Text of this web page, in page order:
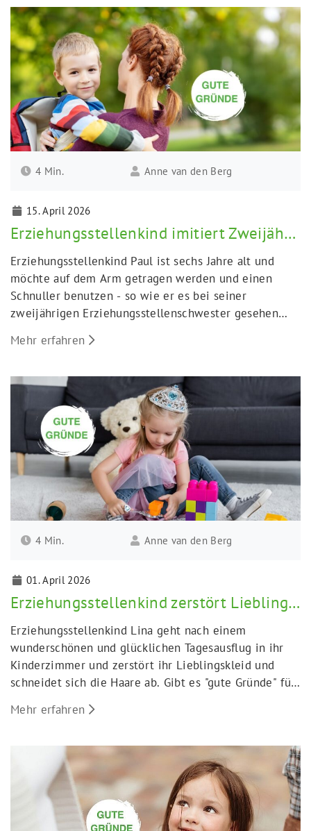
4 Min. Anne van den Berg
15. April 2026
Erziehungsstellenkind imitiert Zweijährige
Erziehungsstellenkind Paul ist sechs Jahre alt und
möchte auf dem Arm getragen werden und einen
Schnuller benutzen - so wie er es bei seiner
zweijährigen Erziehungsstellenschwester gesehen
Verhalten?
Mehr erfahren
4 Min. Anne van den Berg
01. April 2026
Erziehungsstellenkind zerstört Lieblingskleid
Erziehungsstellenkind Lina geht nach einem
wunderschönen und glücklichen Tagesausflug in ihr
Kinderzimmer und zerstört ihr Lieblingskleid und
schneidet sich die Haare ab. Gibt es "gute Gründe" für
Mehr erfahren